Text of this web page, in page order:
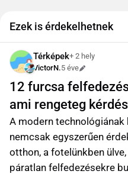
Ezek is érdekelhetnek
Térképek+ 2 hely
VictorN.5 éve
Szerkesztve
12 furcsa
ami rengeteg
A modern
nemcsak egyszerűen
otthon, a fotelünkben
páratlan felfedezésekre